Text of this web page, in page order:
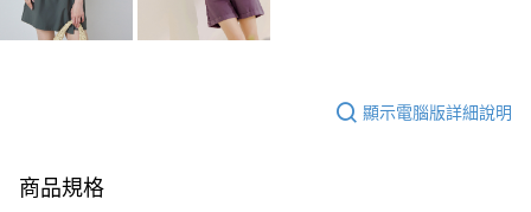
顯示電腦版詳細說明
商品規格